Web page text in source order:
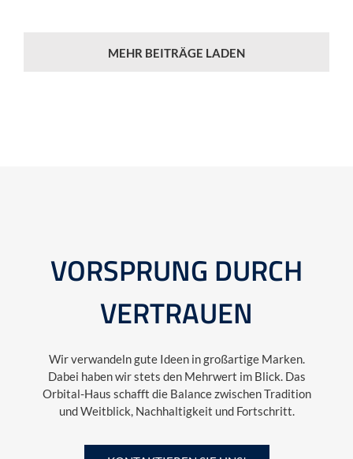
MEHR BEITRÄGE LADEN
VORSPRUNG DURCH
VERTRAUEN
Wir verwandeln gute Ideen in großartige Marken.
Dabei haben wir stets den Mehrwert im Blick. Das
Orbital-Haus schafft die Balance zwischen Tradition
und Weitblick, Nachhaltigkeit und Fortschritt.